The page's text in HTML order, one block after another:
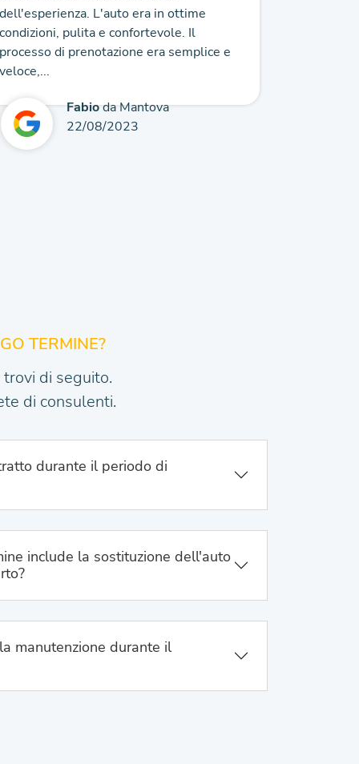
L'auto era in ottime
pulita e confortevole. Il
di prenotazione era semplice e
Fabioda Mantova
22/08/2023
TERMINE?
di seguito.
di consulenti.
durante il periodo di
include la sostituzione dell'auto
manutenzione durante il